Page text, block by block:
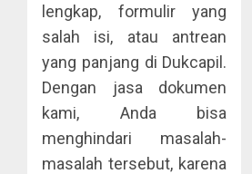
lengkap, formulir yang
salah isi, atau antrean
yang panjang di Dukcapil.
Dengan jasa dokumen
kami, Anda bisa
menghindari masalah-
masalah tersebut, karena